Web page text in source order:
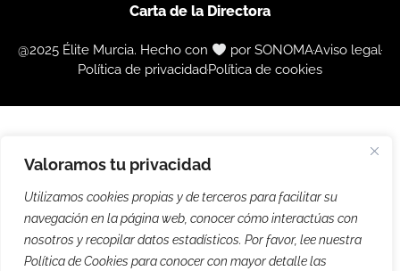
Valoramos tu privacidad
Utilizamos cookies propias y de terceros para facilitar su
navegación en la página web, conocer cómo interactúas con
nosotros y recopilar datos estadísticos. Por favor, lee nuestra
Política de Cookies para conocer con mayor detalle las
Carta de la Directora
@2025 Élite Murcia. Hecho con por SONOMAAviso legal
Política de privacidadPolítica de cookies